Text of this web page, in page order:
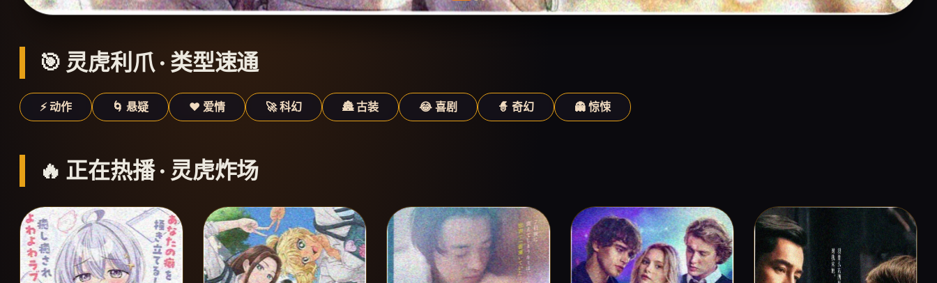
🎯 灵虎利爪 · 类型速通
⚡ 动作 🌀 悬疑 ❤️ 爱情 🚀 科幻 🏯 古装 😂 喜剧 🧙 奇幻 👻 惊悚
🔥 正在热播 · 灵虎炸场